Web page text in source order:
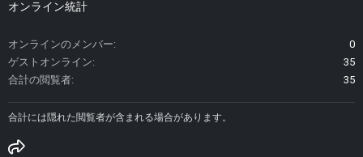
オンライン統計
オンラインのメンバー
0
ゲストオンライン
35
合計の閲覧者
35
合計には隠れた閲覧者が含まれる場合があります。